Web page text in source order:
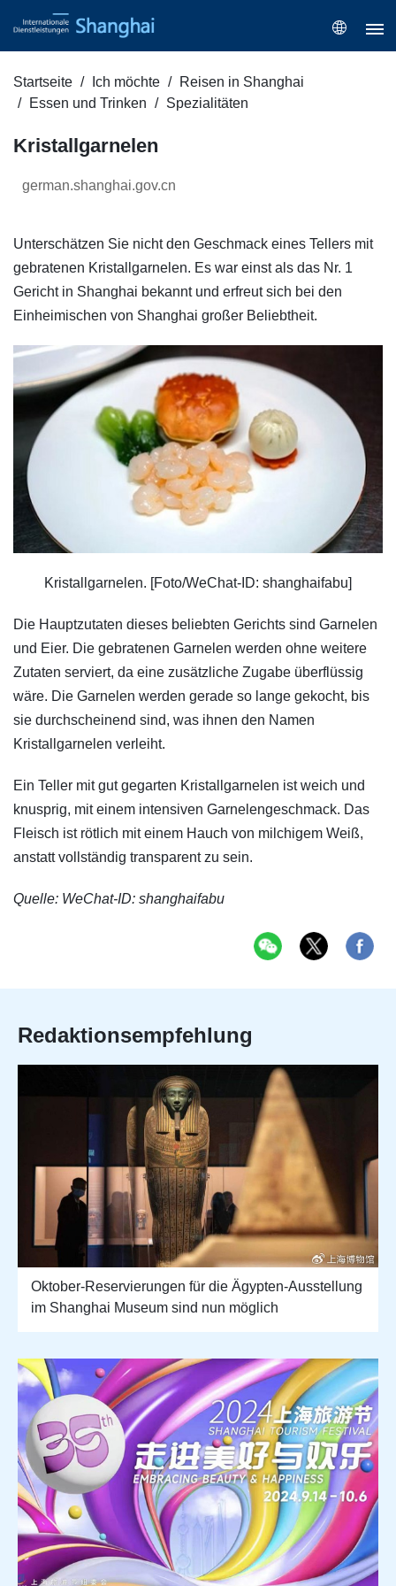
Startseite Ich möchte
Reisen in Shanghai
Essen und Trinken
Spezialitäten
Kristallgarnelen
german.shanghai.gov.cn
Unterschätzen Sie nicht den Geschmack eines Tellers mit
gebratenen Kristallgarnelen. Es war einst als das Nr. 1
Gericht in Shanghai bekannt und erfreut sich bei den
Einheimischen von Shanghai großer Beliebtheit.
Kristallgarnelen. [Foto/WeChat-ID: shanghaifabu]
Die Hauptzutaten dieses beliebten Gerichts sind Garnelen
und Eier. Die gebratenen Garnelen werden ohne weitere
Zutaten serviert, da eine zusätzliche Zugabe überflüssig
wäre. Die Garnelen werden gerade so lange gekocht, bis
sie durchscheinend sind, was ihnen den Namen
Kristallgarnelen verleiht.
Ein Teller mit gut gegarten Kristallgarnelen ist weich und
knusprig, mit einem intensiven Garnelengeschmack. Das
Fleisch ist rötlich mit einem Hauch von milchigem Weiß,
anstatt vollständig transparent zu sein.
Quelle: WeChat-ID: shanghaifabu
Redaktionsempfehlung
Oktober-Reservierungen für die Ägypten-Ausstellung
im Shanghai Museum sind nun möglich